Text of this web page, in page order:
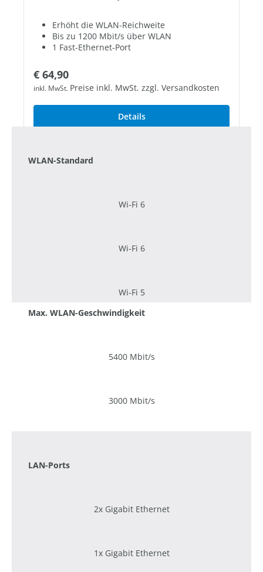
Erhöht die WLAN-Reichweite
Bis zu 1200 Mbit/s über WLAN
1 Fast-Ethernet-Port
Regulärer Preis:
€ 64,90
inkl. MwSt. Preise inkl. MwSt. zzgl. Versandkosten
Details
WLAN-Standard
Wi-Fi 6
Wi-Fi 6
Wi-Fi 5
Max. WLAN-Geschwindigkeit
5400 Mbit/s
3000 Mbit/s
LAN-Ports
2x Gigabit Ethernet
1x Gigabit Ethernet